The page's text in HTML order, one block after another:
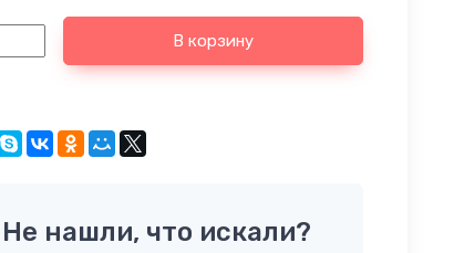
В корзину
Не нашли, что искали?